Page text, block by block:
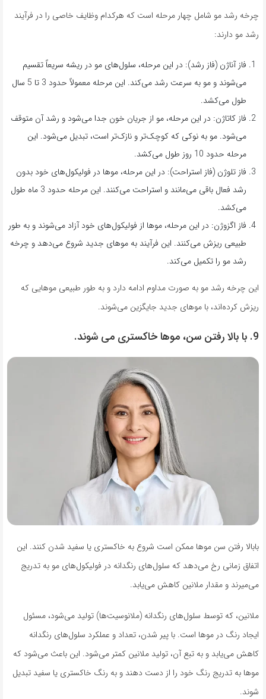
چرخه رشد مو شامل چهار مرحله است که هرکدام وظایف خاصی را در فرآیند
رشد مو دارند:
فاز آناژن (فاز رشد): در این مرحله، سلول‌های مو در ریشه سریعاً تقسیم
می‌شوند و مو به سرعت رشد می‌کند. این مرحله معمولاً حدود 3 تا 5 سال
طول می‌کشد.
فاز کاتاژن: در این مرحله، مو از جریان خون جدا می‌شود و رشد آن متوقف
می‌شود. مو به نوکی که کوچک‌تر و نازک‌تر است، تبدیل می‌شود. این
مرحله حدود 10 روز طول می‌کشد.
فاز تلوژن (فاز استراحت): در این مرحله، موها در فولیکول‌های خود بدون
رشد فعال باقی می‌مانند و استراحت می‌کنند. این مرحله حدود 3 ماه طول
می‌کشد.
فاز اگزوژن: در این مرحله، موها از فولیکول‌های خود آزاد می‌شوند و به طور
طبیعی ریزش می‌کنند. این فرآیند به موهای جدید شروع می‌دهد و چرخه
رشد مو را تکمیل می‌کند.
این چرخه رشد مو به صورت مداوم ادامه دارد و به طور طبیعی موهایی که
ریزش کرده‌اند، با موهای جدید جایگزین می‌شوند.
9. با بالا رفتن سن، موها خاکستری می شوند.
بابالا رفتن سن موها ممکن است شروع به خاکستری یا سفید شدن کنند. این
اتفاق زمانی رخ می‌دهد که سلول‌های رنگدانه در فولیکول‌های مو به تدریج
می‌میرند و مقدار ملانین کاهش می‌یابد.
ملانین، که توسط سلول‌های رنگدانه (ملانوسیت‌ها) تولید می‌شود، مسئول
ایجاد رنگ در موها است. با پیر شدن، تعداد و عملکرد سلول‌های رنگدانه
کاهش می‌یابد و به تبع آن، تولید ملانین کمتر می‌شود. این باعث می‌شود که
موها به تدریج رنگ خود را از دست دهند و به رنگ خاکستری یا سفید تبدیل
شوند.